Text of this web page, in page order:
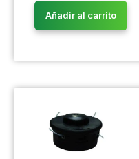
Añadir al carrito